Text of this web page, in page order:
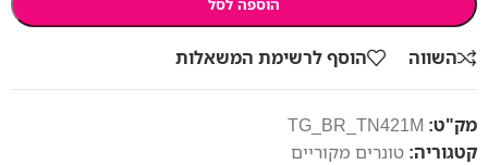
הוספה לסל
השווה הוסף לרשימת המשאלות
מק"ט: TG_BR_TN421M
קטגוריה: טונרים מקוריים